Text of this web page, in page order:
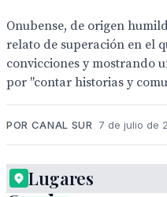
Onubense, de origen
relato de superación en el
convicciones y mostrando
por "contar historias y
POR CANAL SUR 7 de julio de
Lugares